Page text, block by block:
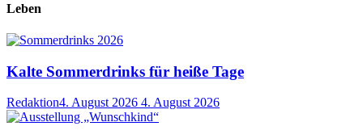
Leben
Kalte Sommerdrinks für heiße Tage
Redaktion4. August 2026 4. August 2026